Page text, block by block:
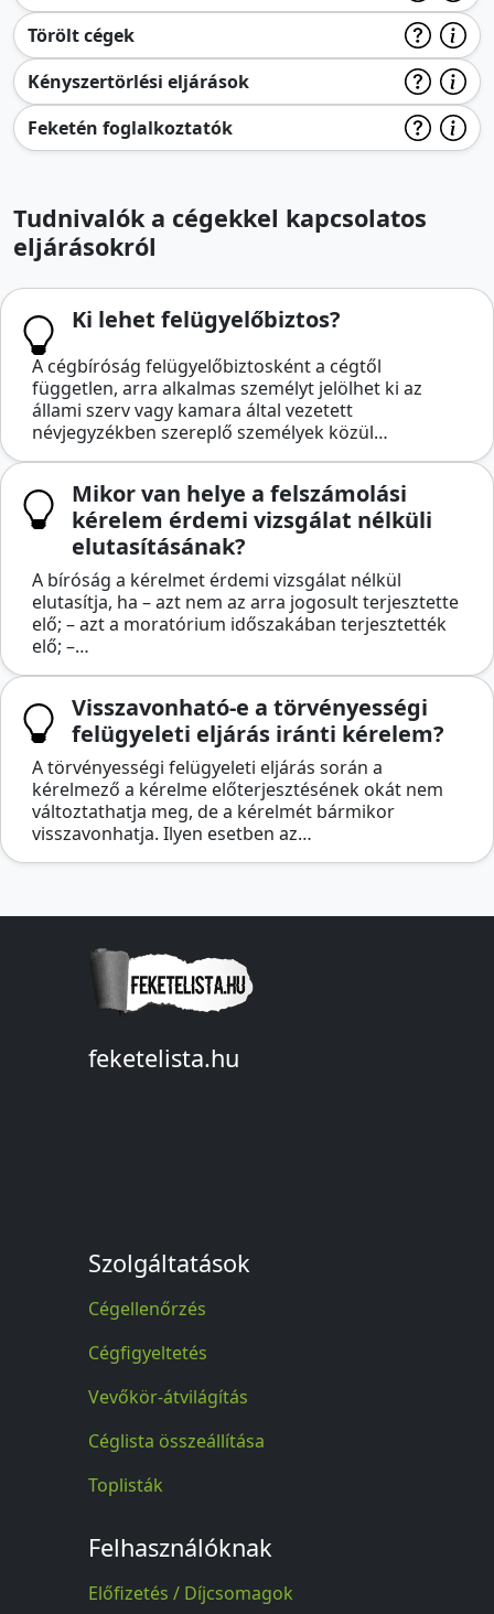
Törölt cégek
Kényszertörlési eljárások
Feketén foglalkoztatók
Tudnivalók a cégekkel kapcsolatos
eljárásokról
Ki lehet felügyelőbiztos?
A cégbíróság felügyelőbiztosként a cégtől
független, arra alkalmas személyt jelölhet ki az
állami szerv vagy kamara által vezetett
névjegyzékben szereplő személyek közül…
Mikor van helye a felszámolási
kérelem érdemi vizsgálat nélküli
elutasításának?
A bíróság a kérelmet érdemi vizsgálat nélkül
elutasítja, ha – azt nem az arra jogosult terjesztette
elő; – azt a moratórium időszakában terjesztették
elő; –…
Visszavonható-e a törvényességi
felügyeleti eljárás iránti kérelem?
A törvényességi felügyeleti eljárás során a
kérelmező a kérelme előterjesztésének okát nem
változtathatja meg, de a kérelmét bármikor
visszavonhatja. Ilyen esetben az…
feketelista.hu
Szolgáltatások
Cégellenőrzés
Cégfigyeltetés
Vevőkör-átvilágítás
Céglista összeállítása
Toplisták
Felhasználóknak
Előfizetés / Díjcsomagok